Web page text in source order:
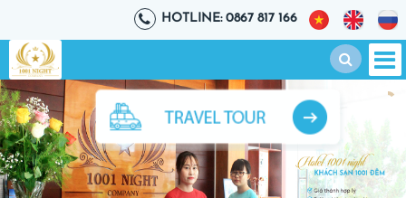
HOTLINE: 0867 817 166